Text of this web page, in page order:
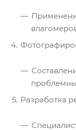
Разработка